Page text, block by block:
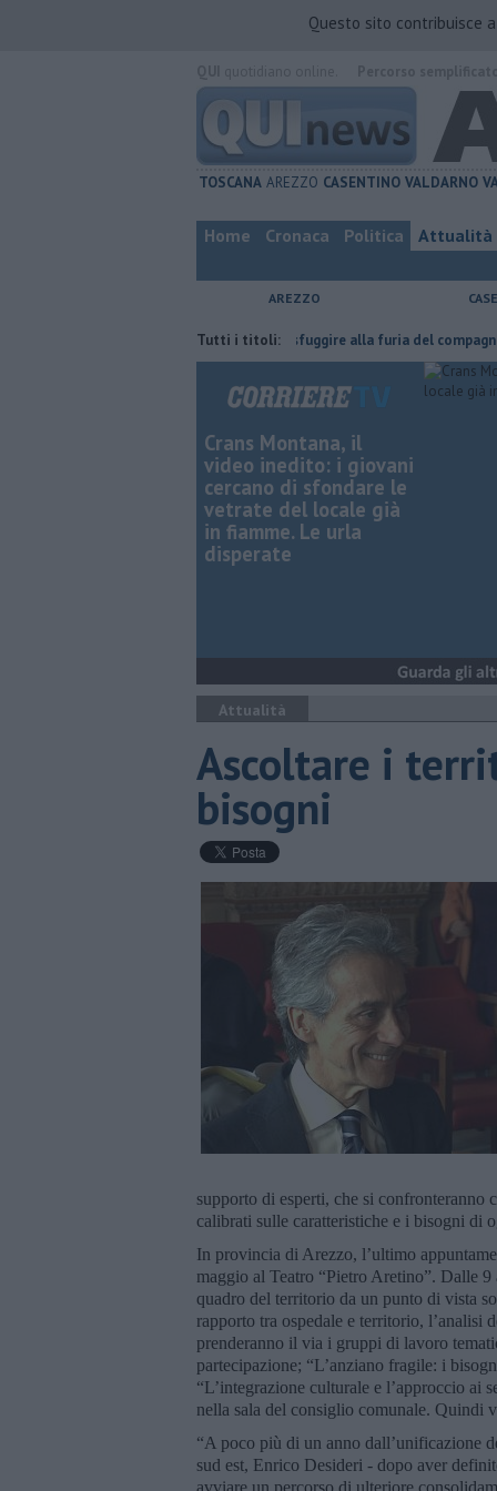
Questo sito contribuisce
TOSCANA AREZZO CASENTINO VALDARNO
Home Cronaca Politica Attualità
AREZZO
Tutti i titoli:
Nascosta in un bar per sfuggire alla furia del compagno
Crans Montana, il
video inedito: i giovani
cercano di sfondare le
vetrate del locale già
in fiamme. Le urla
disperate
Attualità
Ascoltare i
bisogni
supporto di esperti, che si confronteranno
calibrati sulle caratteristiche e i bisogni di
In provincia di Arezzo, l’ultimo
maggio al Teatro “Pietro Aretino”. Dalle
quadro del territorio da un punto di vista
rapporto tra ospedale e territorio, l’analisi
prenderanno il via i gruppi di lavoro
partecipazione; “L’anziano fragile: i
“L’integrazione culturale e l’approccio ai
nella sala del consiglio comunale. Quindi
“A poco più di un anno dall’unificazione
sud est, Enrico Desideri - dopo aver
avviare un percorso di ulteriore